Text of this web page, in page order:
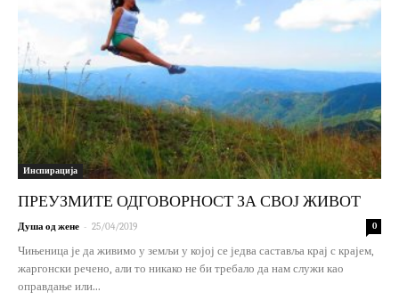
Инспирација
ПРЕУЗМИТЕ ОДГОВОРНОСТ ЗА СВОЈ ЖИВОТ
Душа од жене - 25/04/2019 0
Чињеница је да живимо у земљи у којој се једва саставља крај с крајем,
жаргонски речено, али то никако не би требало да нам служи као
оправдање или...